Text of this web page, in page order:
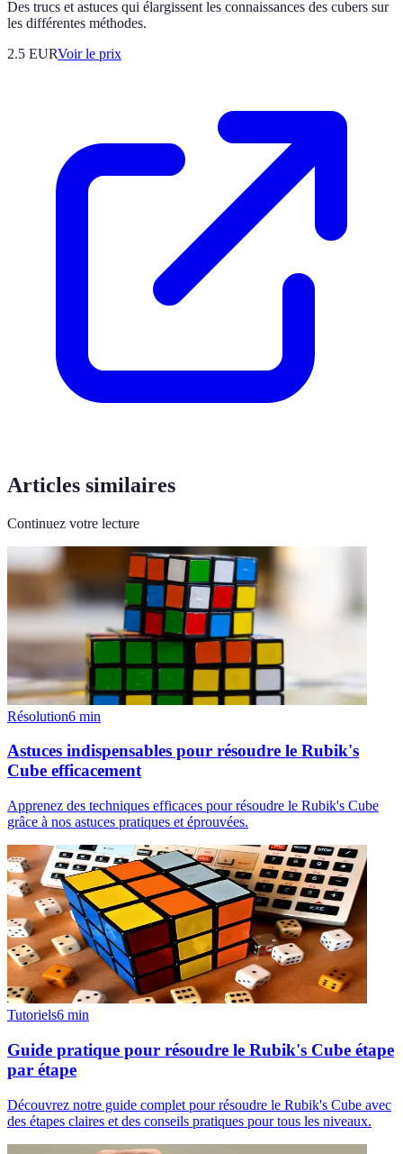
Des trucs et astuces qui élargissent les connaissances des cubers sur
les différentes méthodes.
2.5 EURVoir le prix
Articles similaires
Continuez votre lecture
Résolution6 min
Astuces indispensables pour résoudre le Rubik's
Cube efficacement
Apprenez des techniques efficaces pour résoudre le Rubik's Cube
grâce à nos astuces pratiques et éprouvées.
Tutoriels6 min
Guide pratique pour résoudre le Rubik's Cube étape
par étape
Découvrez notre guide complet pour résoudre le Rubik's Cube avec
des étapes claires et des conseils pratiques pour tous les niveaux.